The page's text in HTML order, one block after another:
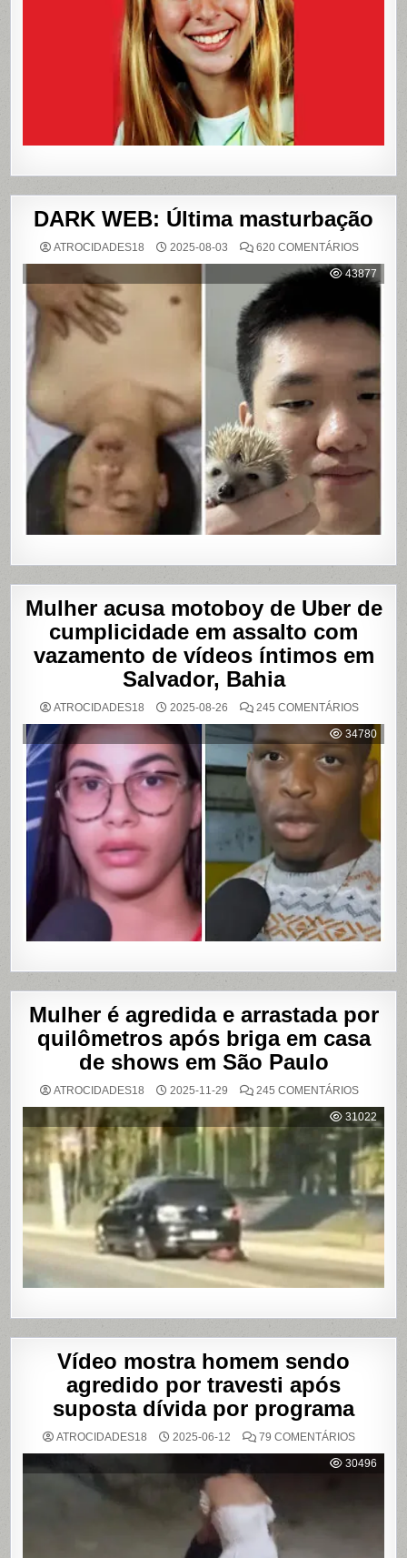
DARK WEB: Última masturbação
ATROCIDADES18 2025-08-03 620 COMENTÁRIOSEM
WEB:
ÚLTIMA
43877
Mulher acusa motoboy de Uber de
cumplicidade em assalto com
vazamento de vídeos íntimos em
Salvador, Bahia
ATROCIDADES18 2025-08-26 245 COMENTÁRIOSEM
ACUSA
DE
UBER
DE
EM
DE
VÍDEOS
ÍNTIMOS
EM
BAHIA
34780
Mulher é agredida e arrastada por
quilômetros após briga em casa
de shows em São Paulo
ATROCIDADES18 2025-11-29 245 COMENTÁRIOSEM
É
E
POR
APÓS
BRIGA
EM
CASA
SHOWS
SÃO
PAULO
31022
Vídeo mostra homem sendo
agredido por travesti após
suposta dívida por programa
ATROCIDADES18 2025-06-12 79 COMENTÁRIOSEM
MOSTRA
HOMEM
30496